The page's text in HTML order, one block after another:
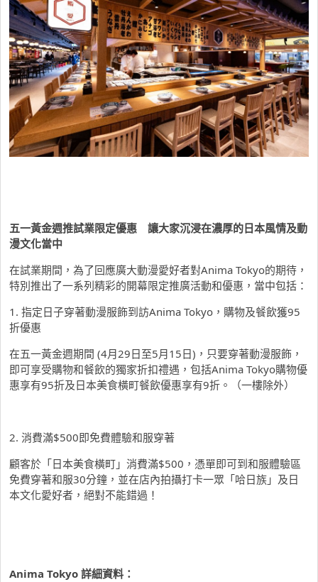
五一黃金週推試業限定優惠 讓大家沉浸在濃厚的日本風情及動
漫文化當中
在試業期間，為了回應廣大動漫愛好者對Anima Tokyo的期待，
特別推出了一系列精彩的開幕限定推廣活動和優惠，當中包括：
1. 指定日子穿著動漫服飾到訪Anima Tokyo，購物及餐飲獲95
折優惠
在五一黃金週期間 (4月29日至5月15日)，只要穿著動漫服飾，
即可享受購物和餐飲的獨家折扣禮遇，包括Anima Tokyo購物優
惠享有95折及日本美食橫町餐飲優惠享有9折。（一樓除外）
2. 消費滿$500即免費體驗和服穿著
顧客於「日本美食橫町」消費滿$500，憑單即可到和服體驗區
免費穿著和服30分鐘，並在店內拍攝打卡一眾「哈日族」及日
本文化愛好者，絕對不能錯過！
Anima Tokyo 詳細資料：